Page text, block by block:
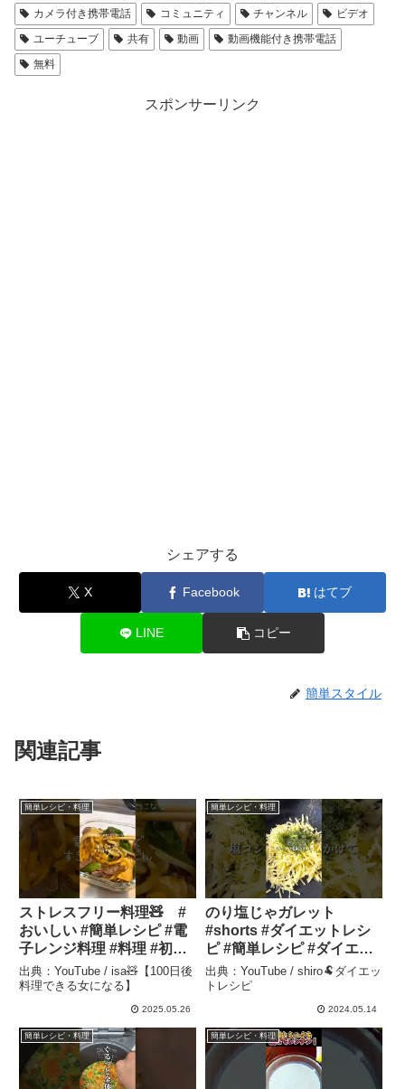
カメラ付き携帯電話
コミュニティ チャンネル
ビデオ
ユーチューブ
共有 動画
動画機能付き携帯電話
無料
スポンサーリンク
シェアする
X Facebook はてブ
LINE コピー
簡単スタイル
関連記事
簡単レシピ・料理
ストレスフリー料理🧸 #
おいしい #簡単レシピ #電
子レンジ料理 #料理 #初心
者 #すき焼き #うどん – isa
🧸【100日後料理できる女
出典：YouTube / isa🧸【100日後
料理できる女になる】
2025.05.26
簡単レシピ・料理
のり塩じゃガレット
#shorts #ダイエットレシ
ピ #簡単レシピ #ダイエッ
トごはん – shiro🐏ダイエ
ットレシピ
出典：YouTube / shiro🐏ダイエッ
トレシピ
2024.05.14
簡単レシピ・料理 簡単レシピ・料理